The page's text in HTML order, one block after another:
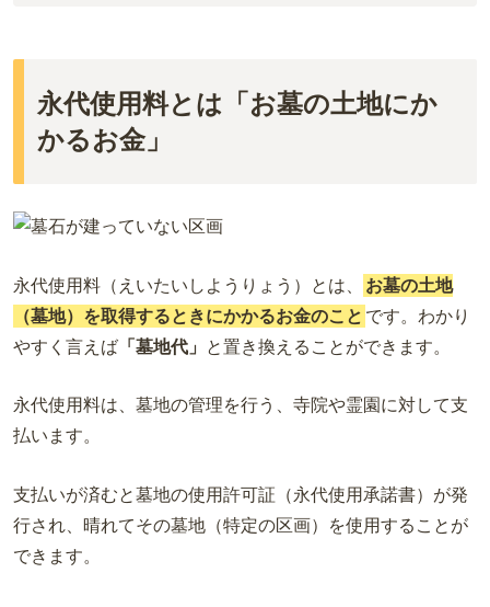
永代使用料とは「お墓の土地にか
かるお金」
永代使用料（えいたいしようりょう）とは、
お墓の土地
（墓地）を取得するときにかかるお金のこと です。わかり
やすく言えば 「墓地代」 と置き換えることができます。
永代使用料は、墓地の管理を行う、寺院や霊園に対して支
払います。
支払いが済むと墓地の使用許可証（永代使用承諾書）が発
行され、晴れてその墓地（特定の区画）を使用することが
できます。